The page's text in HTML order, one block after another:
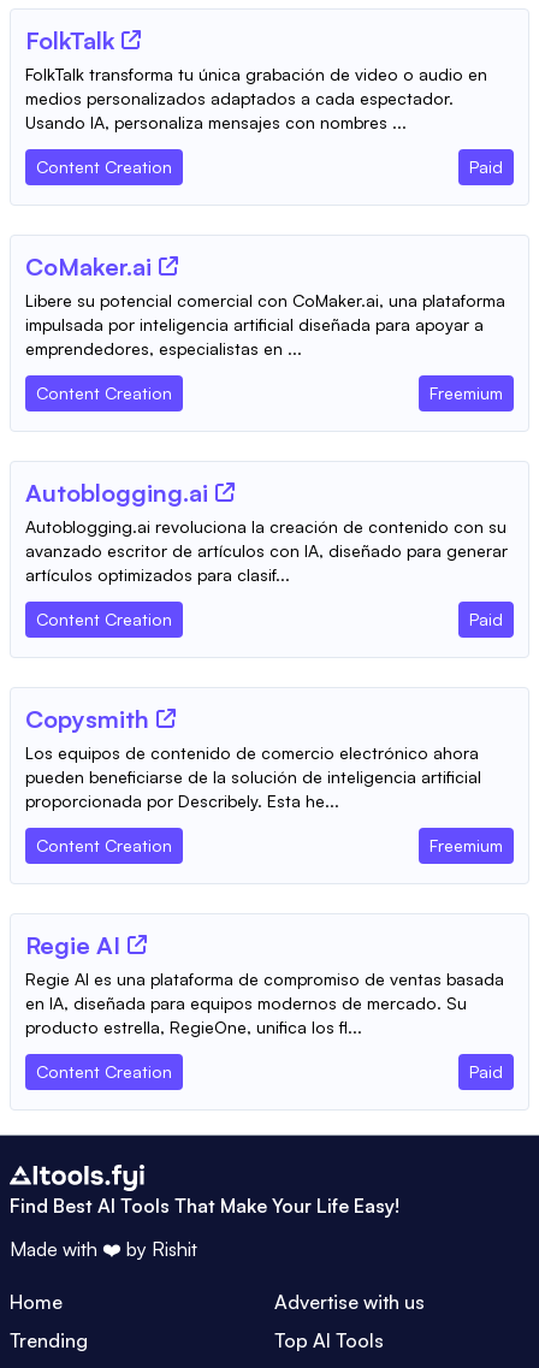
FolkTalk
FolkTalk transforma tu única grabación de video o audio en
medios personalizados adaptados a cada espectador.
Usando IA, personaliza mensajes con nombres ...
Content Creation Paid
CoMaker.ai
Libere su potencial comercial con CoMaker.ai, una plataforma
impulsada por inteligencia artificial diseñada para apoyar a
emprendedores, especialistas en ...
Content Creation Freemium
Autoblogging.ai
Autoblogging.ai revoluciona la creación de contenido con su
avanzado escritor de artículos con IA, diseñado para generar
artículos optimizados para clasif...
Content Creation Paid
Copysmith
Los equipos de contenido de comercio electrónico ahora
pueden beneficiarse de la solución de inteligencia artificial
proporcionada por Describely. Esta he...
Content Creation Freemium
Regie AI
Regie AI es una plataforma de compromiso de ventas basada
en IA, diseñada para equipos modernos de mercado. Su
producto estrella, RegieOne, unifica los fl...
Content Creation Paid
Find Best AI Tools That Make Your Life Easy!
Made with ❤️ by Rishit
Home
Advertise with us
Trending
Top AI Tools